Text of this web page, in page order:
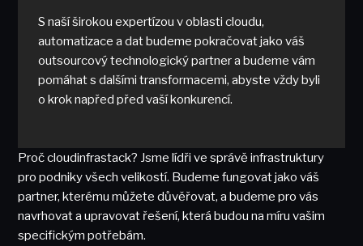
S naší širokou expertízou v oblasti cloudu,
automatizace a dat budeme pokračovat jako váš
outsourcový technologický partner a budeme vám
pomáhat s dalšími transformacemi, abyste vždy byli
o krok napřed před vaší konkurencí.
Proč cloudinfrastack? Jsme lídři ve správě infrastruktury
pro podniky všech velikostí. Budeme fungovat jako váš
partner, kterému můžete důvěřovat, a budeme pro vás
navrhovat a upravovat řešení, která budou na míru vašim
specifickým potřebám.